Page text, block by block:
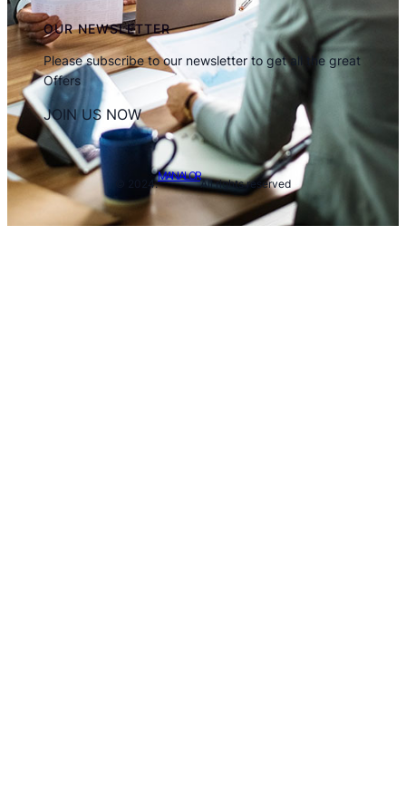
OUR NEWSLETTER
Please subscribe to our newsletter to get all the great
Offers
JOIN US NOW
© 2024.
MAN ALOR
All rights reserved